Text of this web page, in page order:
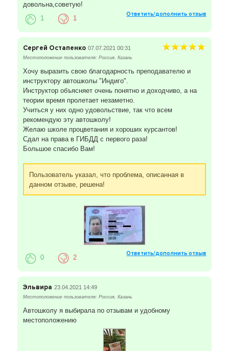
довольна,советую!
Ответить/дополнить отзыв
1 1
Сергей Остапенко 07.07.2021 00:31
Местоположение пользователя: Россия, Казань
Хочу выразить свою благодарность преподавателю и
инструктору автошколы "Индиго".
Инструктор объясняет очень понятно и доходчиво, а на
теории время пролетает незаметно.
Учиться у них одно удовольствие, так что всем
рекомендую эту автошколу!
Желаю школе процветания и хороших курсантов!
Сдал на права в ГИБДД с первого раза!
Большое спасибо Вам!
Пользователь указал, что проблема, описанная в
данном отзыве, решена!
Ответить/дополнить отзыв
0 2
Эльвира 23.04.2021 14:49
Местоположение пользователя: Россия, Казань
Автошколу я выбирала по отзывам и удобному
местоположению